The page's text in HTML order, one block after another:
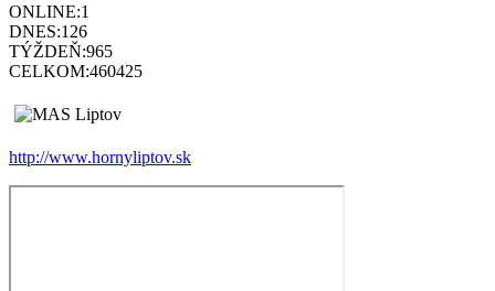
ONLINE:1
DNES:126
TÝŽDEŇ:965
CELKOM:460425
http://www.hornyliptov.sk